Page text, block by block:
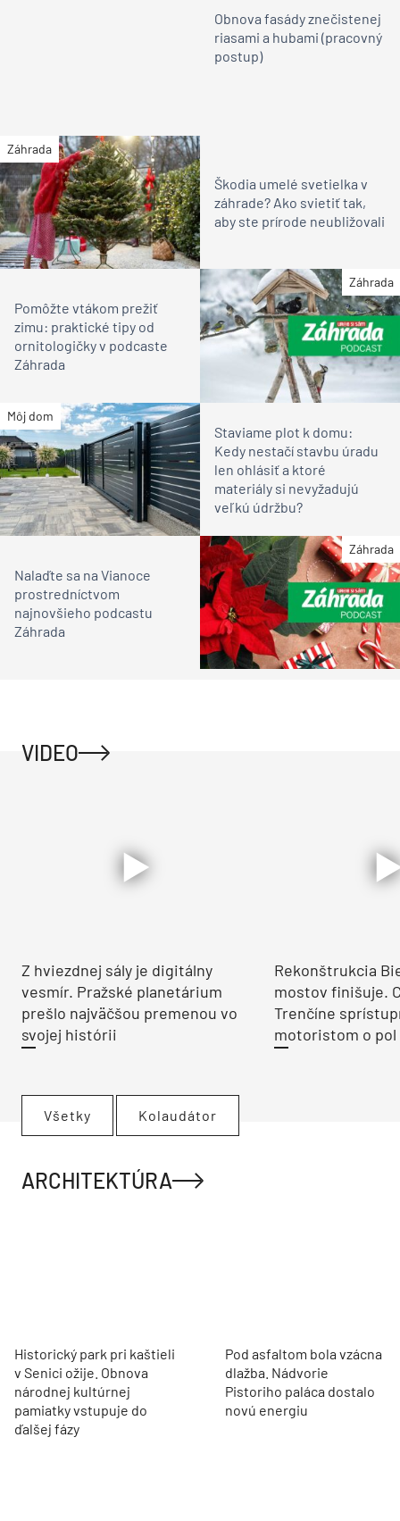
Obnova fasády znečistenej
riasami a hubami (pracovný
postup)
Záhrada
Škodia umelé svetielka v
záhrade? Ako svietiť tak,
aby ste prírode neubližovali
Záhrada
Pomôžte vtákom prežiť
zimu: praktické tipy od
ornitologičky v podcaste
Záhrada
Môj dom
Staviame plot k domu:
Kedy nestačí stavbu úradu
len ohlásiť a ktoré
materiály si nevyžadujú
veľkú údržbu?
Záhrada
Nalaďte sa na Vianoce
prostredníctvom
najnovšieho podcastu
Záhrada
VIDEO
Z hviezdnej sály je digitálny
vesmír. Pražské planetárium
prešlo najväčšou premenou vo
svojej histórii
Rekonštrukcia
mostov finišuje.
Trenčíne
motoristom o pol
Všetky Kolaudátor
ARCHITEKTÚRA
Historický park pri kaštieli
v Senici ožije. Obnova
národnej kultúrnej
pamiatky vstupuje do
ďalšej fázy
Pod asfaltom bola vzácna
dlažba. Nádvorie
Pistoriho paláca dostalo
novú energiu